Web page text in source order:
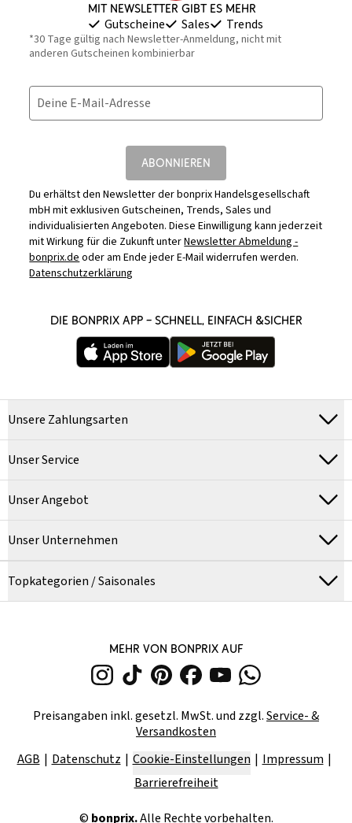
Mit Newsletter gibt es mehr
Gutscheine Sales Trends
*30 Tage gültig nach Newsletter-Anmeldung, nicht mit
anderen Gutscheinen kombinierbar
Deine E-Mail-Adresse
ABONNIEREN
Du erhältst den Newsletter der bonprix Handelsgesellschaft
mbH mit exklusiven Gutscheinen, Trends, Sales und
individualisierten Angeboten. Diese Einwilligung kann jederzeit
mit Wirkung für die Zukunft unterNewsletter Abmeldung -
bonprix.deoder am Ende jeder E-Mail widerrufen werden.
Datenschutzerklärung
DIE BONPRIX APP – SCHNELL, EINFACH &SICHER
Unsere Zahlungsarten
Unser Service
Unser Angebot
Unser Unternehmen
Topkategorien / Saisonales
MEHR VON BONPRIX AUF
Preisangaben inkl. gesetzl. MwSt. und zzgl.Service- &
Versandkosten
AGB
Datenschutz Cookie-Einstellungen
Impressum
Barrierefreiheit
© bonprix.Alle Rechte vorbehalten.